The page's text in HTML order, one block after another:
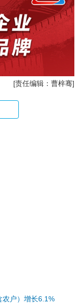
[责任编辑：曹梓骞]
农户）增长6.1%